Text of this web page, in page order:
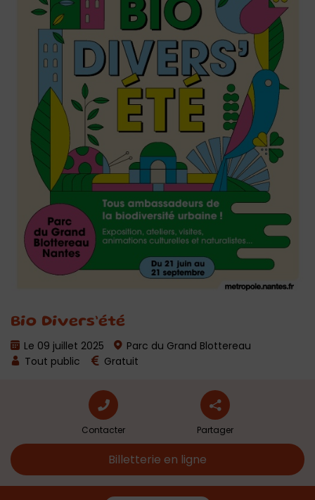
Bio Divers’été
Le 09 juillet 2025
Parc du Grand Blottereau
Tout public
Gratuit
Contacter Partager
Billetterie en ligne